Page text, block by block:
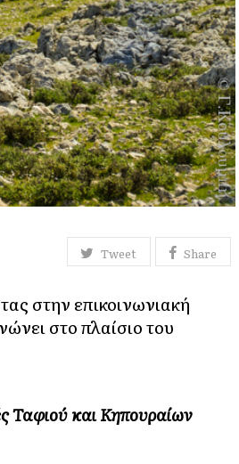
Tweet Share
στην επικοινωνιακή
στο πλαίσιο του
Ταφιού και Κηπουραίων